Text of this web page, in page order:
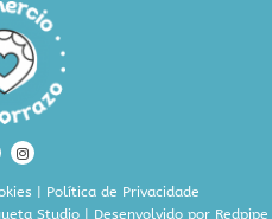
Política de Privacidade
Studio | Desenvolvido por Redpipe